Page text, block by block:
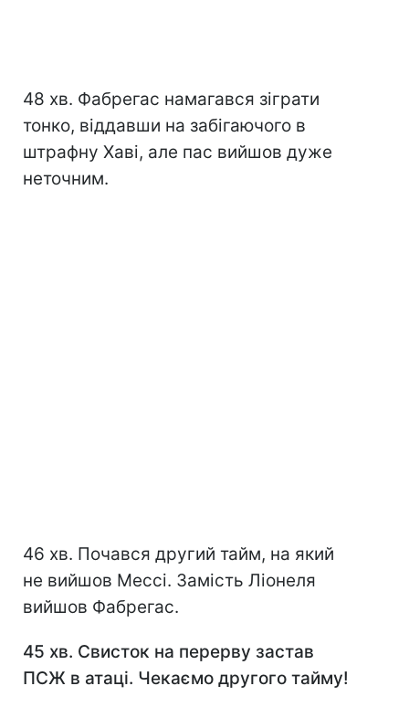
48 хв. Фабрегас намагався зіграти
тонко, віддавши на забігаючого в
штрафну Хаві, але пас вийшов дуже
неточним.
46 хв. Почався другий тайм, на який
не вийшов Мессі. Замість Ліонеля
вийшов Фабрегас.
45 хв. Свисток на перерву застав
ПСЖ в атаці. Чекаємо другого тайму!